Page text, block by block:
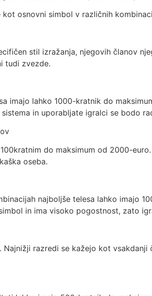
osnovni simbol v različnih
stil izražanja, njegovih članov
tudi zvezde.
imajo lahko 1000-kratnik do
in uporabljate igralci se bodo
do maksimum od 2000-
oseba.
najboljše telesa lahko imajo
in ima visoko pogostnost, zato
Najnižji razredi se kažejo kot